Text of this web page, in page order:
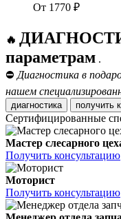
От 1770 ₽
🔥
параметрам .
⛔ Диагностика в
нашем
диагностика получить
Сертифицированные
Мастер слесарного
Получить консультацию
Моторист
Получить консультацию